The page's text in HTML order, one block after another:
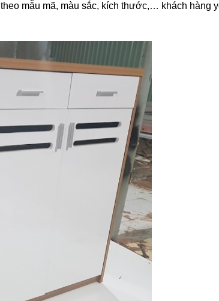
theo mẫu mã, màu sắc, kích thước,… khách hàng